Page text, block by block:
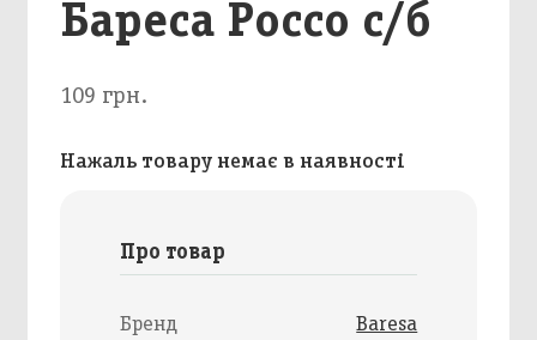
Бареса Россо с/б
109 грн.
Нажаль товару немає в наявності
Про товар
Бренд
Baresa